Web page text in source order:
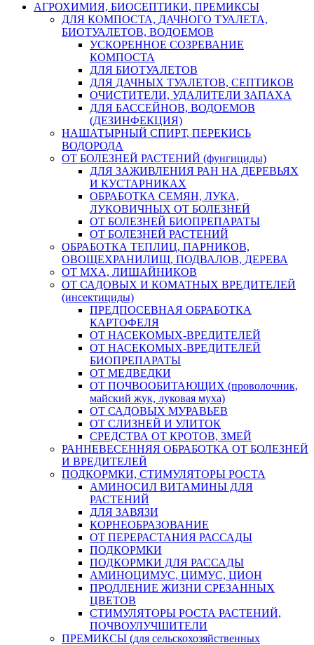
АГРОХИМИЯ, БИОСЕПТИКИ, ПРЕМИКСЫ
ДЛЯ КОМПОСТА, ДАЧНОГО ТУАЛЕТА,
БИОТУАЛЕТОВ, ВОДОЕМОВ
УСКОРЕННОЕ СОЗРЕВАНИЕ
КОМПОСТА
ДЛЯ БИОТУАЛЕТОВ
ДЛЯ ДАЧНЫХ ТУАЛЕТОВ, СЕПТИКОВ
ОЧИСТИТЕЛИ, УДАЛИТЕЛИ ЗАПАХА
ДЛЯ БАССЕЙНОВ, ВОДОЕМОВ
(ДЕЗИНФЕКЦИЯ)
НАШАТЫРНЫЙ СПИРТ, ПЕРЕКИСЬ
ВОДОРОДА
ОТ БОЛЕЗНЕЙ РАСТЕНИЙ (фунгициды)
ДЛЯ ЗАЖИВЛЕНИЯ РАН НА ДЕРЕВЬЯХ
И КУСТАРНИКАХ
ОБРАБОТКА СЕМЯН, ЛУКА,
ЛУКОВИЧНЫХ ОТ БОЛЕЗНЕЙ
ОТ БОЛЕЗНЕЙ БИОПРЕПАРАТЫ
ОТ БОЛЕЗНЕЙ РАСТЕНИЙ
ОБРАБОТКА ТЕПЛИЦ, ПАРНИКОВ,
ОВОЩЕХРАНИЛИЩ, ПОДВАЛОВ, ДЕРЕВА
ОТ МХА, ЛИШАЙНИКОВ
ОТ САДОВЫХ И КОМАТНЫХ ВРЕДИТЕЛЕЙ
(инсектициды)
ПРЕДПОСЕВНАЯ ОБРАБОТКА
КАРТОФЕЛЯ
ОТ НАСЕКОМЫХ-ВРЕДИТЕЛЕЙ
ОТ НАСЕКОМЫХ-ВРЕДИТЕЛЕЙ
БИОПРЕПАРАТЫ
ОТ МЕДВЕДКИ
ОТ ПОЧВООБИТАЮЩИХ (проволочник,
майский жук, луковая муха)
ОТ САДОВЫХ МУРАВЬЕВ
ОТ СЛИЗНЕЙ И УЛИТОК
СРЕДСТВА ОТ КРОТОВ, ЗМЕЙ
РАННЕВЕСЕННЯЯ ОБРАБОТКА ОТ БОЛЕЗНЕЙ
И ВРЕДИТЕЛЕЙ
ПОДКОРМКИ, СТИМУЛЯТОРЫ РОСТА
АМИНОСИЛ ВИТАМИНЫ ДЛЯ
РАСТЕНИЙ
ДЛЯ ЗАВЯЗИ
КОРНЕОБРАЗОВАНИЕ
ОТ ПЕРЕРАСТАНИЯ РАССАДЫ
ПОДКОРМКИ
ПОДКОРМКИ ДЛЯ РАССАДЫ
АМИНОЦИМУС, ЦИМУС, ЦИОН
ПРОДЛЕНИЕ ЖИЗНИ СРЕЗАННЫХ
ЦВЕТОВ
СТИМУЛЯТОРЫ РОСТА РАСТЕНИЙ,
ПОЧВОУЛУЧШИТЕЛИ
ПРЕМИКСЫ (для сельскохозяйственных